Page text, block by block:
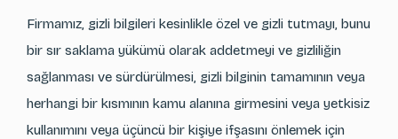
Firmamız, gizli bilgileri kesinlikle özel ve gizli tutmayı, bunu
bir sır saklama yükümü olarak addetmeyi ve gizliliğin
sağlanması ve sürdürülmesi, gizli bilginin tamamının veya
herhangi bir kısmının kamu alanına girmesini veya yetkisiz
kullanımını veya üçüncü bir kişiye ifşasını önlemek için